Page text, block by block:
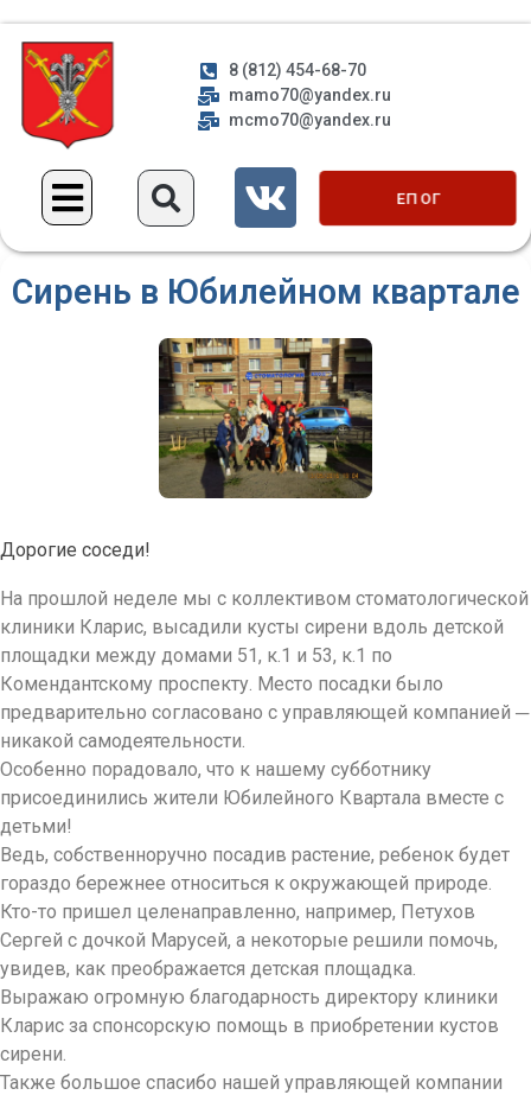
8 (812) 454-68-70
mamo70@yandex.ru
mcmo70@yandex.ru
ЕП ОГ
Сирень в Юбилейном квартале
Дорогие соседи!
На прошлой неделе мы с коллективом стоматологической
клиники Кларис, высадили кусты сирени вдоль детской
площадки между домами 51, к.1 и 53, к.1 по
Комендантскому проспекту. Место посадки было
предварительно согласовано с управляющей компанией ─
никакой самодеятельности.
Особенно порадовало, что к нашему субботнику
присоединились жители Юбилейного Квартала вместе с
детьми!
Ведь, собственноручно посадив растение, ребенок будет
гораздо бережнее относиться к окружающей природе.
Кто-то пришел целенаправленно, например, Петухов
Сергей с дочкой Марусей, а некоторые решили помочь,
увидев, как преображается детская площадка.
Выражаю огромную благодарность директору клиники
Кларис за спонсорскую помощь в приобретении кустов
сирени.
Также большое спасибо нашей управляющей компании